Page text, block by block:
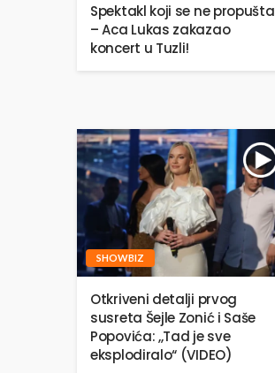
Spektakl koji se ne propušta
– Aca Lukas zakazao
koncert u Tuzli!
SHOWBIZ
Otkriveni detalji prvog
susreta Šejle Zonić i Saše
Popovića: ,,Tad je sve
eksplodiralo“ (VIDEO)